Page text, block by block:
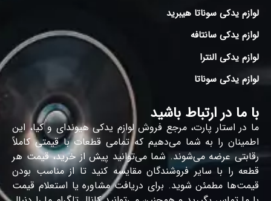
لوازم یدکی سوناتا هیبرید
لوازم یدکی سانتافه
لوازم یدکی النترا
لوازم یدکی سوناتا
با ما در ارتباط باشید
ما در استار پارت، مرجع فروش لوازم یدکی هیوندای و کیا، این
اطمینان را به شما می‌دهیم که تمامی قطعات با قیمتی کاملاً
رقابتی عرضه می‌شوند. شما می‌توانید پیش از خرید، قیمت هر
قطعه را با سایر فروشندگان مقایسه کنید تا از مناسب بودن
قیمت‌ها مطمئن شوید. برای دریافت مشاوره یا استعلام قیمت